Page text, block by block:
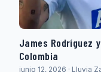
James Rodríguez
Colombia
junio 12, 2026 · Lluvia